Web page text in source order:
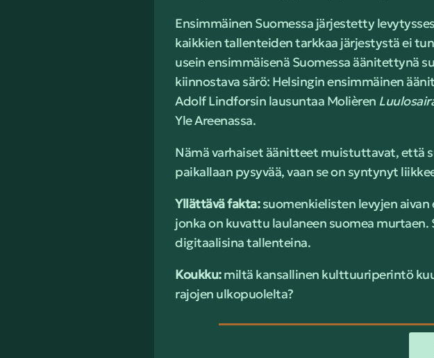
Ensimmäinen Suomessa järjestetty
kaikkien tallenteiden tarkkaa järjestystä ei
usein ensimmäisenä Suomessa äänitettynä
kiinnostava särö: Helsingin ensimmäinen
Adolf Lindforsin lausuntaa Molièren
Yle Areenassa.
Nämä varhaiset äänitteet muistuttavat, että
paikallaan pysyvää, vaan se on syntynyt
Yllättävä fakta:suomenkielisten levyjen
jonka on kuvattu laulaneen suomea
digitaalisina tallenteina.
Koukku:miltä kansallinen kulttuuriperintö
rajojen ulkopuolelta?